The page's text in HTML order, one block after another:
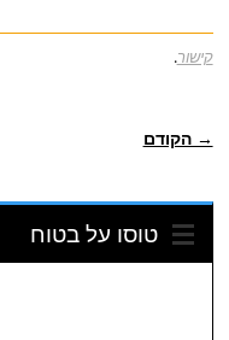
קישור.
→ הקודם
טוסו על בטוח